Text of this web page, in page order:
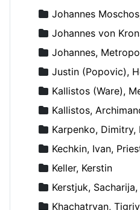
Johannes
Johannes von
Johannes, Metropolit
Justin (Popovic),
Kallistos (Ware),
Kallistos,
Karpenko, Dimitry,
Kechkin, Ivan,
Keller, Kerstin
Kerstjuk,
Khachatryan,